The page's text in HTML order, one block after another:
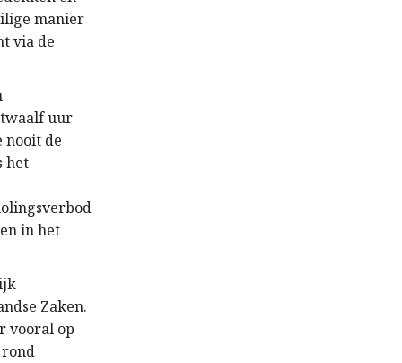
manier
via de
twaalf uur
nooit de
het
in het
Zaken.
vooral op